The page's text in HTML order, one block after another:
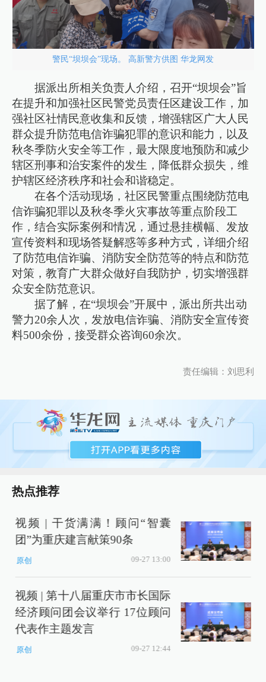
警民“坝坝会”现场。 高新警方供图 华龙网发
据派出所相关负责人介绍，召开“坝坝会”旨
在提升和加强社区民警党员责任区建设工作，加
强社区社情民意收集和反馈，增强辖区广大人民
群众提升防范电信诈骗犯罪的意识和能力，以及
秋冬季防火安全等工作，最大限度地预防和减少
辖区刑事和治安案件的发生，降低群众损失，维
护辖区经济秩序和社会和谐稳定。
在各个活动现场，社区民警重点围绕防范电
信诈骗犯罪以及秋冬季火灾事故等重点阶段工
作，结合实际案例和情况，通过悬挂横幅、发放
宣传资料和现场答疑解惑等多种方式，详细介绍
了防范电信诈骗、消防安全防范等的特点和防范
对策，教育广大群众做好自我防护，切实增强群
众安全防范意识。
据了解，在“坝坝会”开展中，派出所共出动
警力20余人次，发放电信诈骗、消防安全宣传资
料500余份，接受群众咨询60余次。
责任编辑：刘思利
热点推荐
视频 | 干货满满！顾问“智囊
团”为重庆建言献策90条
原创 09-27 13:00
视频 | 第十八届重庆市市长国际
经济顾问团会议举行 17位顾问
代表作主题发言
原创 09-27 12:44